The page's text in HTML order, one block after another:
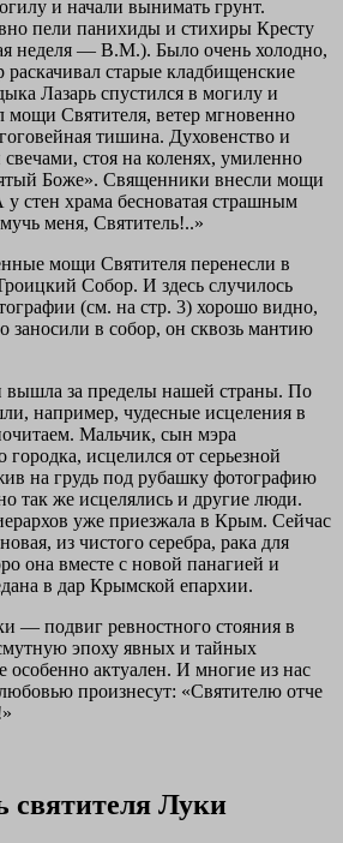
и начали вынимать грунт.
пели панихиды и стихиры Кресту
неделя — В.М.). Было очень холодно,
старые кладбищенские
Лазарь спустился в могилу и
мощи Святителя, ветер мгновенно
тишина. Духовенство и
стоя на коленях, умиленно
Боже». Священники внесли мощи
стен храма бесноватая страшным
меня, Святитель!..»
мощи Святителя перенесли в
Собор. И здесь случилось
(см. на стр. 3) хорошо видно,
заносили в собор, он сквозь мантию
вышла за пределы нашей страны. По
например, чудесные исцеления в
Мальчик, сын мэра
городка, исцелился от серьезной
на грудь под рубашку фотографию
так же исцелялись и другие люди.
уже приезжала в Крым. Сейчас
из чистого серебра, рака для
она вместе с новой панагией и
в дар Крымской епархии.
— подвиг ревностного стояния в
эпоху явных и тайных
актуален. И многие из нас
произнесут: «Святителю отче
Луки